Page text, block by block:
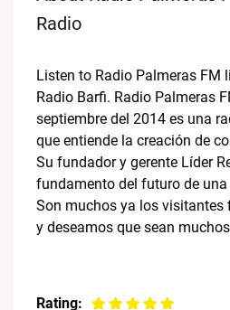
Radio
Listen to Radio Palmeras FM
Radio Barfi. Radio Palmeras
septiembre del 2014 es una
que entiende la creación de
Su fundador y gerente Líder
fundamento del futuro de una
Son muchos ya los visitantes
y deseamos que sean
Rating: